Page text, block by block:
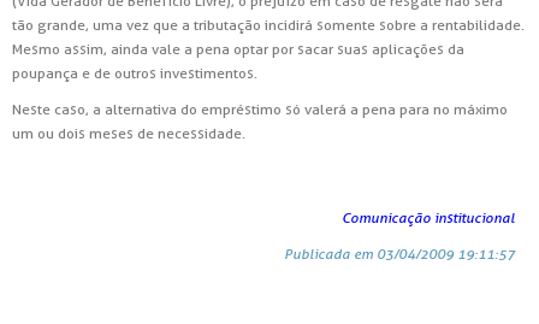
tão grande, uma vez que a tributação incidirá somente sobre a rentabilidade.
Mesmo assim, ainda vale a pena optar por sacar suas aplicações da
poupança e de outros investimentos.
Neste caso, a alternativa do empréstimo só valerá a pena para no máximo
um ou dois meses de necessidade.
Comunicação institucional
Publicada em 03/04/2009 19:11:57